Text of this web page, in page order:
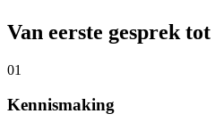
Van eerste gesprek
01
Kennismaking